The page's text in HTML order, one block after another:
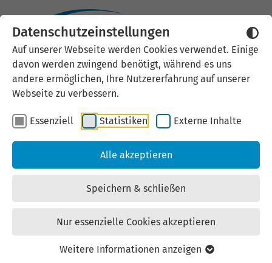
Datenschutzeinstellungen
Auf unserer Webseite werden Cookies verwendet. Einige
davon werden zwingend benötigt, während es uns
andere ermöglichen, Ihre Nutzererfahrung auf unserer
Webseite zu verbessern.
Essenziell Statistiken Externe Inhalte
Alle akzeptieren
Speichern & schließen
Nur essenzielle Cookies akzeptieren
Weitere Informationen anzeigen
Innerörtliche
Gewerbeflächen in
Wutha-Farnroda
Kaufangebot | Gewerbe-/Industriegrundstücke |
zuletzt geändert am: 15.07.2026